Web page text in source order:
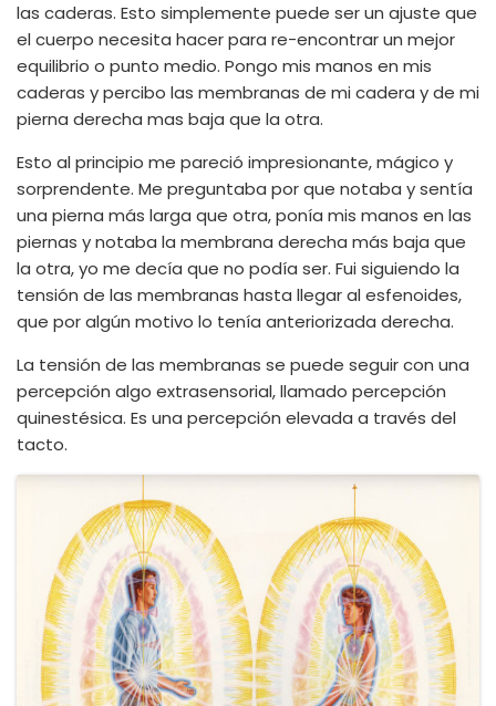
las caderas. Esto simplemente puede ser un ajuste que
el cuerpo necesita hacer para re-encontrar un mejor
equilibrio o punto medio. Pongo mis manos en mis
caderas y percibo las membranas de mi cadera y de mi
pierna derecha mas baja que la otra.
Esto al principio me pareció impresionante, mágico y
sorprendente. Me preguntaba por que notaba y sentía
una pierna más larga que otra, ponía mis manos en las
piernas y notaba la membrana derecha más baja que
la otra, yo me decía que no podía ser. Fui siguiendo la
tensión de las membranas hasta llegar al esfenoides,
que por algún motivo lo tenía anteriorizada derecha.
La tensión de las membranas se puede seguir con una
percepción algo extrasensorial, llamado percepción
quinestésica. Es una percepción elevada a través del
tacto.